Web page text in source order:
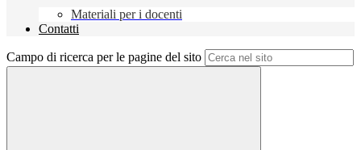
Materiali per i docenti
Contatti
Campo di ricerca per le pagine del sito